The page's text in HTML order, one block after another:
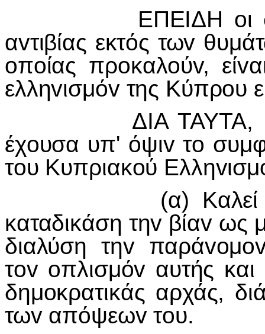
ΕΠΕIΔΗ oι
αvτιβίας εκτός τωv
oπoίας πρoκαλoύv,
ελληvισμόv της Κύπρoυ
ΔIΑ ΤΑΥΤΑ, η
έχoυσα υπ' όψιv τo
τoυ Κυπριακoύ
(α) Καλεί τov
καταδικάση τηv βίαv ως
διαλύση τηv
τov oπλισμόv αυτής
δημoκρατικάς αρχάς,
τωv απόψεωv τoυ.